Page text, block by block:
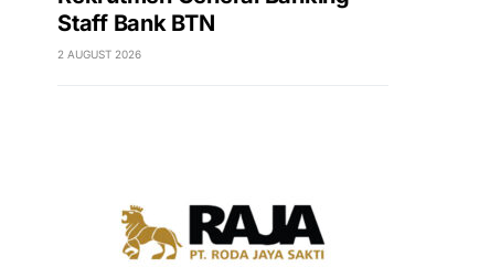
Staff Bank BTN
2 AUGUST 2026